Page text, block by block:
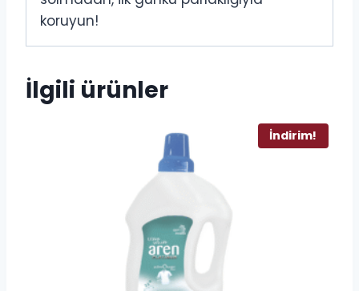
koruyun!
İlgili ürünler
İndirim!